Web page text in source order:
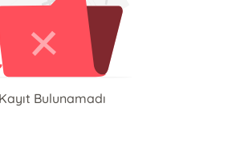
Kayıt Bulunamadı